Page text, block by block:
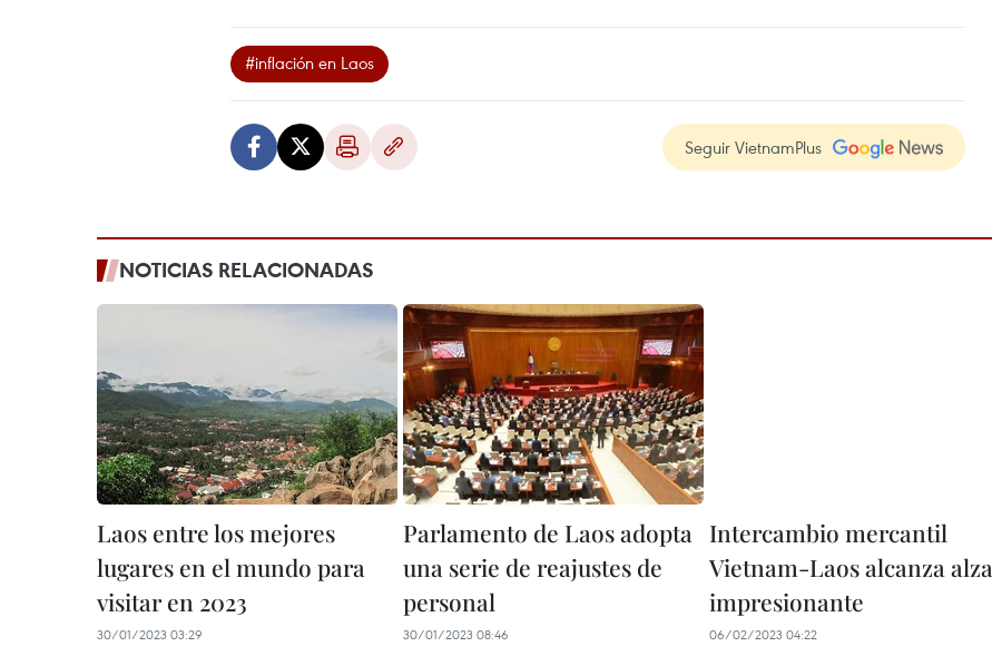
#inflación en Laos
Seguir VietnamPlus
NOTICIAS RELACIONADAS
Laos entre los mejores
lugares en el mundo para
visitar en 2023
30/01/2023 03:29
Parlamento de Laos adopta
una serie de reajustes de
personal
30/01/2023 08:46
Intercambio mercantil
Vietnam-Laos alcanza alza
impresionante
06/02/2023 04:22